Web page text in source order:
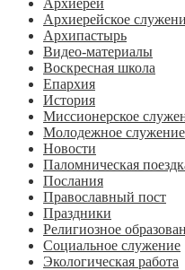
Архиерейское
Архипастырь
Видео-материалы
Воскресная школа
Епархия
История
Миссионерское
Молодежное служение
Новости
Паломническая
Послания
Православный пост
Праздники
Религиозное
Социальное служение
Экологическая работа